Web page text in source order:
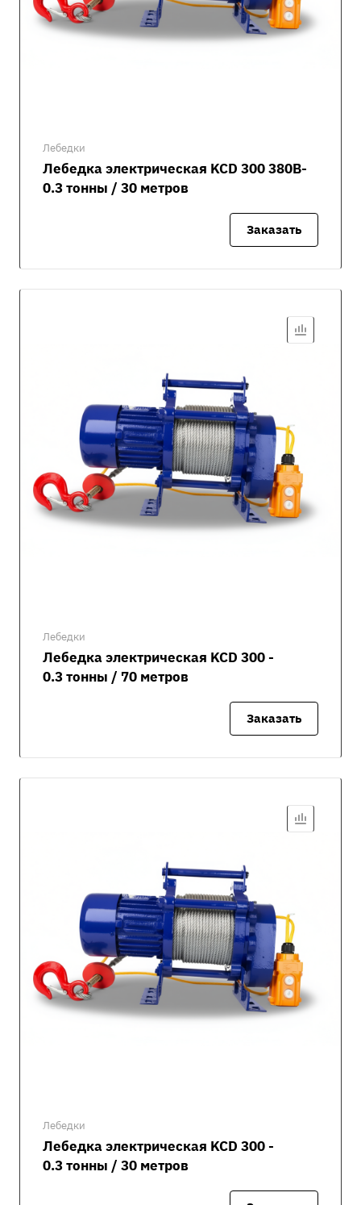
Лебедки
Лебедка электрическая KCD 300 380В-
0.3 тонны / 30 метров
Заказать
Лебедки
Лебедка электрическая KCD 300 -
0.3 тонны / 70 метров
Заказать
Лебедки
Лебедка электрическая KCD 300 -
0.3 тонны / 30 метров